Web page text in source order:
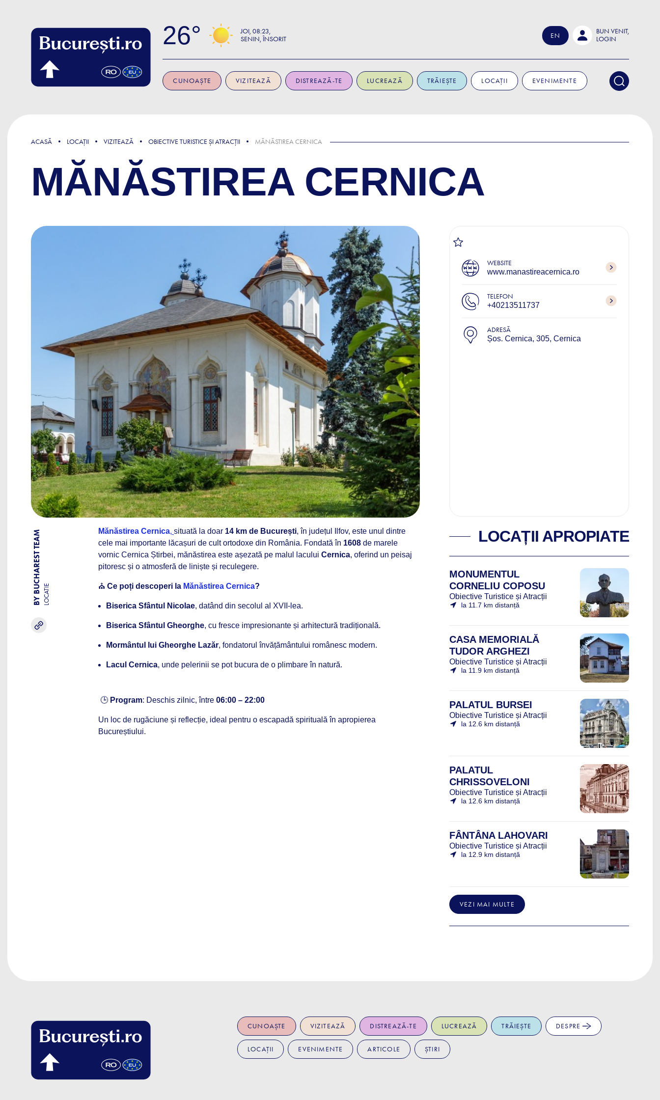
26 JOI 08:23
SENIN, ÎNSORIT
EN
BUN VENIT,
LOGIN
CUNOAȘTE VIZITEAZĂ DISTREAZĂ-TE LUCREAZĂ TRĂIEȘTE LOCAȚII EVENIMENTE
ACASĂ LOCAȚII VIZITEAZĂ OBIECTIVE TURISTICE ȘI ATRACȚII MĂNĂSTIREA CERNICA
MĂNĂSTIREA CERNICA
BY BUCHAREST TEAM LOCATIE
Mănăstirea Cernica, situată la doar 14 km de București, în județul Ilfov, este unul dintre
cele mai importante lăcașuri de cult ortodoxe din România. Fondată în 1608 de marele
vornic Cernica Știrbei, mănăstirea este așezată pe malul lacului Cernica, oferind un peisaj
pitoresc și o atmosferă de liniște și reculegere.
⛪ Ce poți descoperi la Mănăstirea Cernica?
Biserica Sfântul Nicolae, datând din secolul al XVII-lea.
Biserica Sfântul Gheorghe, cu fresce impresionante și arhitectură tradițională.
Mormântul lui Gheorghe Lazăr, fondatorul învățământului românesc modern.
Lacul Cernica, unde pelerinii se pot bucura de o plimbare în natură.
🕒 Program: Deschis zilnic, între 06:00 – 22:00
Un loc de rugăciune și reflecție, ideal pentru o escapadă spirituală în apropierea
Bucureștiului.
WEBSITE
www.manastireacernica.ro
TELEFON
+40213511737
ADRESĂ
Șos. Cernica, 305, Cernica
LOCAȚII APROPIATE
MONUMENTUL
CORNELIU COPOSU
Obiective Turistice și Atracții
la 11.7 km distanță
CASA MEMORIALĂ
TUDOR ARGHEZI
Obiective Turistice și Atracții
la 11.9 km distanță
PALATUL BURSEI
Obiective Turistice și Atracții
la 12.6 km distanță
PALATUL
CHRISSOVELONI
Obiective Turistice și Atracții
la 12.6 km distanță
FÂNTÂNA LAHOVARI
Obiective Turistice și Atracții
la 12.9 km distanță
VEZI MAI MULTE
CUNOAȘTE VIZITEAZĂ DISTREAZĂ-TE LUCREAZĂ TRĂIEȘTE DESPRE
LOCAȚII EVENIMENTE ARTICOLE ȘTIRI